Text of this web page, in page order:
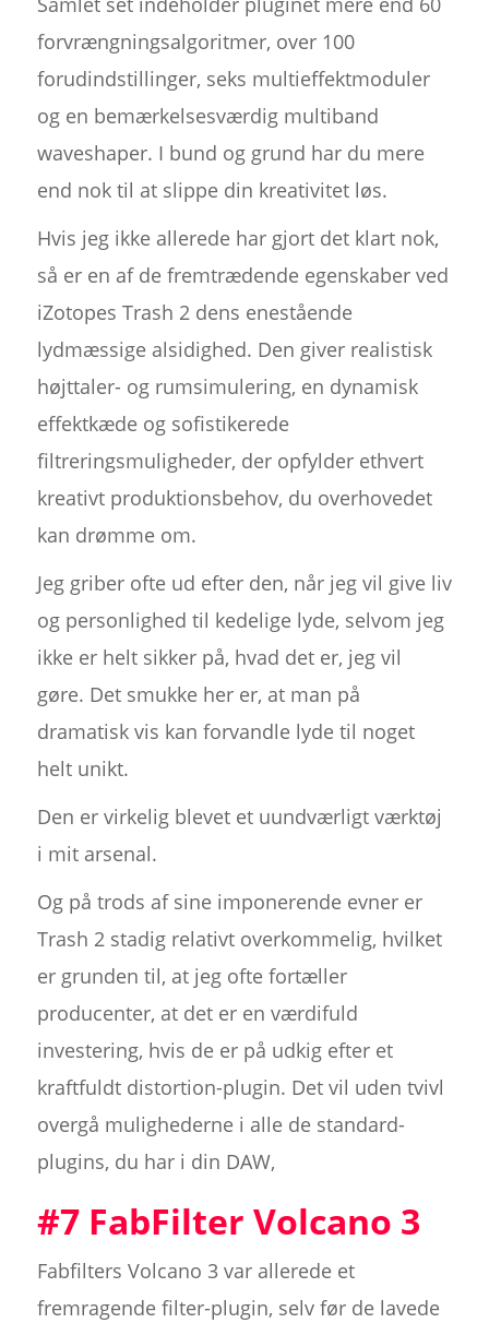
forvrængningsalgoritmer, over 100
forudindstillinger, seks multieffektmoduler
og en bemærkelsesværdig multiband
waveshaper. I bund og grund har du mere
end nok til at slippe din kreativitet løs.
Hvis jeg ikke allerede har gjort det klart nok,
så er en af de fremtrædende egenskaber ved
iZotopes Trash 2 dens enestående
lydmæssige alsidighed. Den giver realistisk
højttaler- og rumsimulering, en dynamisk
effektkæde og sofistikerede
filtreringsmuligheder, der opfylder ethvert
kreativt produktionsbehov, du overhovedet
kan drømme om.
Jeg griber ofte ud efter den, når jeg vil give liv
og personlighed til kedelige lyde, selvom jeg
ikke er helt sikker på, hvad det er, jeg vil
gøre. Det smukke her er, at man på
dramatisk vis kan forvandle lyde til noget
helt unikt.
Den er virkelig blevet et uundværligt værktøj
i mit arsenal.
Og på trods af sine imponerende evner er
Trash 2 stadig relativt overkommelig, hvilket
er grunden til, at jeg ofte fortæller
producenter, at det er en værdifuld
investering, hvis de er på udkig efter et
kraftfuldt distortion-plugin. Det vil uden tvivl
overgå mulighederne i alle de standard-
plugins, du har i din DAW,
#7 FabFilter Volcano 3
Fabfilters Volcano 3 var allerede et
fremragende filter-plugin, selv før de lavede